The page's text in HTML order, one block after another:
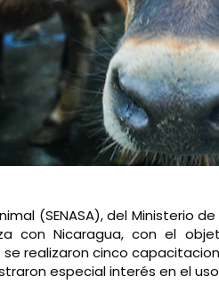
(SENASA), del
con Nicaragua, con el
realizaron cinco
especial interés en el